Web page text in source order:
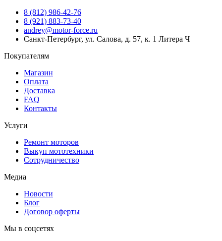
8 (812) 986-42-76
8 (921) 883-73-40
andrey@motor-force.ru
Санкт-Петербург, ул. Салова, д. 57, к. 1 Литера Ч
Покупателям
Магазин
Оплата
Доставка
FAQ
Контакты
Услуги
Ремонт моторов
Выкуп мототехники
Сотрудничество
Медиа
Новости
Блог
Договор оферты
Мы в соцсетях